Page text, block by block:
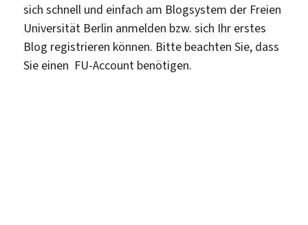
sich schnell und einfach am Blogsystem der Freien
Universität Berlin anmelden bzw. sich Ihr erstes
Blog registrieren können. Bitte beachten Sie, dass
Sie einen FU-Account benötigen.